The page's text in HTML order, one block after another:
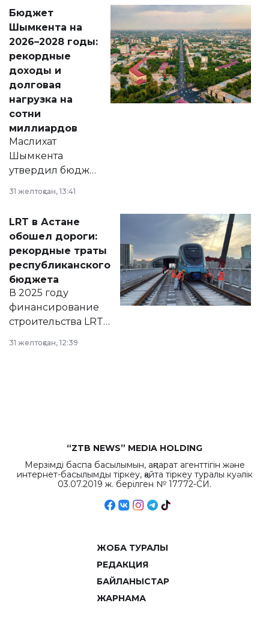
народу
Венесуэлы.
Бюджет
Шымкента на
2026–2028 годы:
рекордные
доходы и
долговая
нагрузка на
сотни
миллиардов
Маслихат
Шымкента
утвердил бюджет
2028 годы.
документ
появился в базе
нормативных
правовых актов и
на сайте маслихат
города.
31 желтоқсан, 13:41
LRT в Астане
обошел дороги:
рекордные траты
республиканского
бюджета
В 2025 году
финансирование
строительства LRT
республиканского
31 желтоқсан, 12:39
“ZTB NEWS” MEDIA HOLDING
Мерзімді баспа басылымын, ақпарат агенттігін және
интернет-басылымды тіркеу, қайта тіркеу туралы куәлік
03.07.2019 ж. берілген № 17772-СИ.
ЖОБА ТУРАЛЫ
РЕДАКЦИЯ
БАЙЛАНЫСТАР
ЖАРНАМА